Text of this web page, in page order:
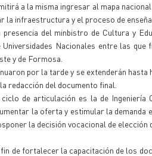
a la misma ingresar al mapa
infraestructura y el proceso de
del minbistro de Cultura y
Nacionales entre las que
y de Formosa.
por la tarde y se extenderán
redacción del documento final.
de articulación es la de Ingeniería
la oferta y estimular la demanda
la decisión vocacional de
de fortalecer la capacitación de los